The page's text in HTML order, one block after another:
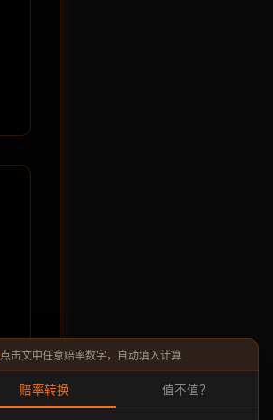
点击文中任意赔率数字，自动填入计算
赔率转换 值不值？